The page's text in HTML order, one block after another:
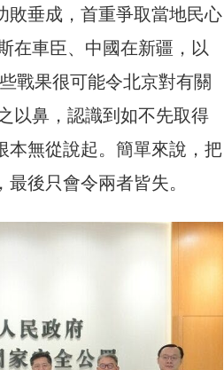
敗垂成，首重爭取當地民心
在車臣、中國在新疆，以
戰果很可能令北京對有關
以鼻，認識到如不先取得
本無從說起。簡單來說，把
後只會令兩者皆失。